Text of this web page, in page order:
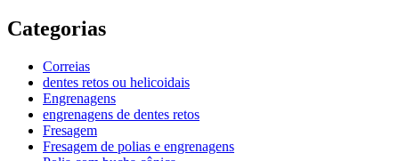
Categorias
Correias
dentes retos ou helicoidais
Engrenagens
engrenagens de dentes retos
Fresagem
Fresagem de polias e engrenagens